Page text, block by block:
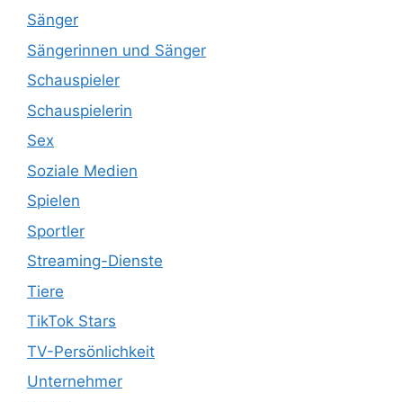
Sänger
Sängerinnen und Sänger
Schauspieler
Schauspielerin
Sex
Soziale Medien
Spielen
Sportler
Streaming-Dienste
Tiere
TikTok Stars
TV-Persönlichkeit
Unternehmer